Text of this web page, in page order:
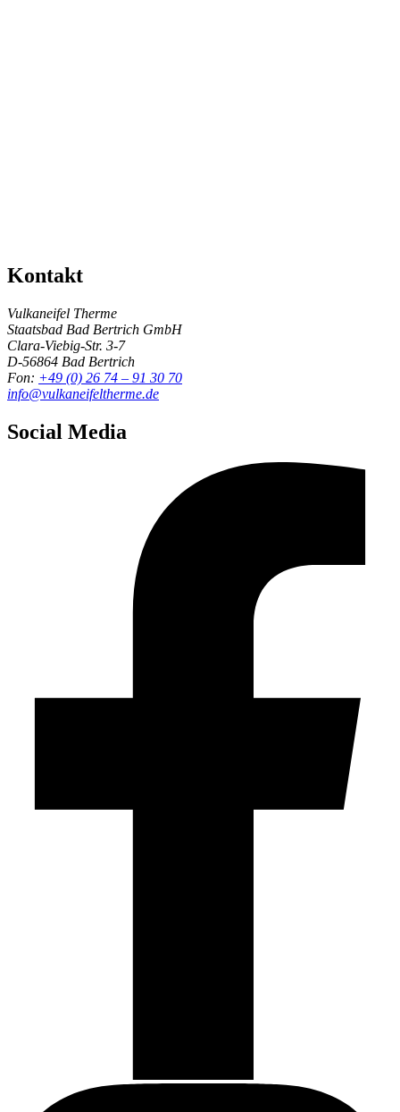
Kontakt
Vulkaneifel Therme
Staatsbad Bad Bertrich GmbH
Clara-Viebig-Str. 3-7
D-56864 Bad Bertrich
Fon: +49 (0) 26 74 – 91 30 70
info@vulkaneifeltherme.de
Social Media